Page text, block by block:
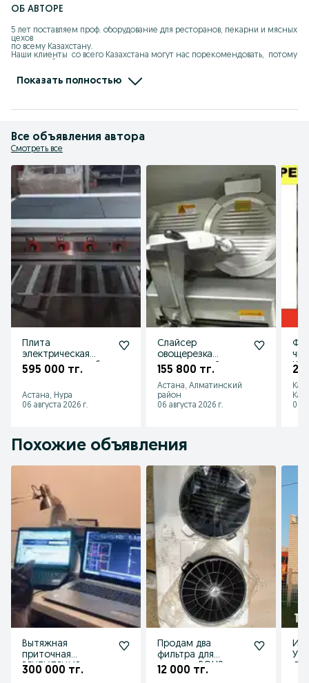
ОБ АВТОРЕ
5 лет поставляем проф. оборудование для ресторанов, пекарни и мясных
цехов
по всему Казахстану.
Наши клиенты  со всего Казахстана могут нас порекомендовать,  потому
С уважением,  директор компании ASTECH.KZ
Показать полностью
Все объявления автора
Смотреть все
Плита
электрическая
промышленная 6
конфорная новая
595 000 тг.
Астана, Нура
06 августа 2026 г.
Слайсер
овощерезка
куттер новый
Астана
155 800 тг.
Астана, Алматинский
район
06 августа 2026 г.
29
06
Похожие объявления
Вытяжная
приточная
ВЕНТИЛЯЦИЯ с
ГАРАНТИЕЙ
300 000 тг.
Продам два
фильтра для
вытяжки ROHS
12 000 тг.